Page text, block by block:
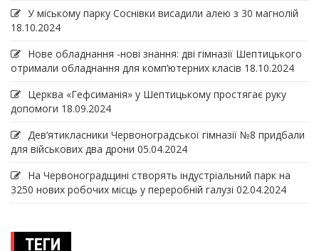
У міському парку Соснівки висадили алею з 30 магнолій
18.10.2024
Нове обладнання -нові знання: дві гімназії Шептицького
отримали обладнання для комп’ютерних класів 18.10.2024
Церква «Гефсиманія» у Шептицькому простягає руку
допомоги 18.09.2024
Дев‘ятикласники Червоноградської гімназії №8 придбали
для військових два дрони 05.04.2024
На Червоноградщині створять індустріальний парк на
3250 нових робочих місць у переробній галузі 02.04.2024
ТЕГИ